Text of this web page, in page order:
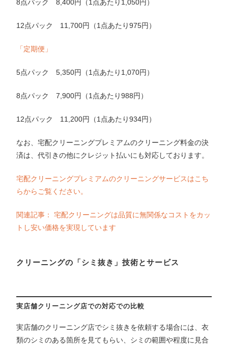
8点パック 8,400円（1点あたり1,050円）
12点パック 11,700円（1点あたり975円）
「定期便」
5点パック 5,350円（1点あたり1,070円）
8点パック 7,900円（1点あたり988円）
12点パック 11,200円（1点あたり934円）
なお、宅配クリーニングプレミアムのクリーニング料金の決
済は、代引きの他にクレジット払いにも対応しております。
宅配クリーニングプレミアムのクリーニングサービスはこち
らからご覧ください。
関連記事： 宅配クリーニングは品質に無関係なコストをカッ
トし安い価格を実現しています
クリーニングの「シミ抜き」技術とサービス
実店舗クリーニング店での対応での比較
実店舗のクリーニング店でシミ抜きを依頼する場合には、衣
類のシミのある箇所を見てもらい、シミの範囲や程度に見合